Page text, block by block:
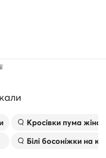
Kросівки пума
Білі босоніжки на